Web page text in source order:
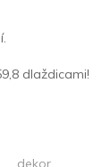
dlaždicami!
dekor